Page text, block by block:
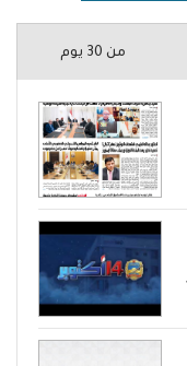
من 30 يوم